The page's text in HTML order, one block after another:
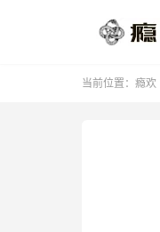
当前位置： 瘾欢